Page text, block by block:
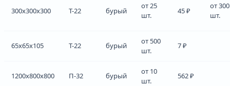
300x300x300 Т-22 бурый
от 25
шт.
45 ₽
от 300
шт.
65x65x105 Т-22 бурый
от 500
шт.
7 ₽
1200x800x800 П-32 бурый
от 10
шт.
562 ₽